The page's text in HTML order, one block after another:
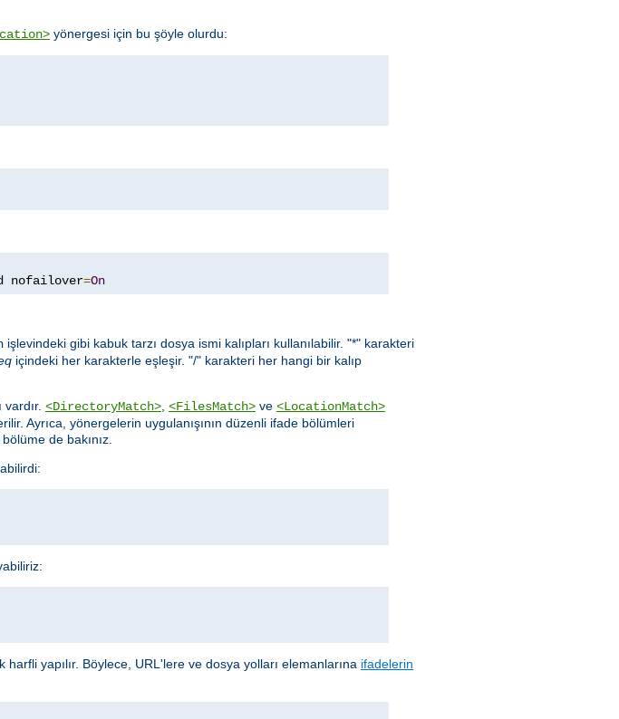
yönergesi için bu şöyle olurdu:
nofailover=On
işlevindeki gibi kabuk tarzı dosya ismi kalıpları kullanılabilir. "*" karakteri
içindeki her karakterle eşleşir. "/" karakteri her hangi bir kalıp
<DirectoryMatch> <FilesMatch> ve <LocationMatch>
Ayrıca, yönergelerin uygulanışının düzenli ifade bölümleri
de bakınız.
yapılır. Böylece, URL'lere ve dosya yolları elemanlarına ifadelerin